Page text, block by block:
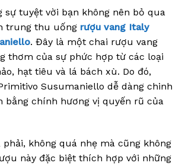
sự tuyệt vời bạn không nên bỏ qua
trung thu uống rượu vang Italy
. Đây là một chai rượu vang
thơm của sự phức hợp từ các loại
hạt tiêu và lá bách xù. Do đó,
Susumaniello dễ dàng chinh
bằng chính hương vị quyến rũ của
phải, không quá nhẹ mà cũng không
này đặc biệt thích hợp với những